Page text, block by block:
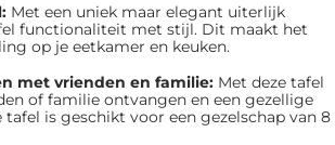
Met een uniek maar elegant uiterlijk
functionaliteit met stijl. Dit maakt het
op je eetkamer en keuken.
met vrienden en familie: Met deze tafel
of familie ontvangen en een gezellige
tafel is geschikt voor een gezelschap van 8